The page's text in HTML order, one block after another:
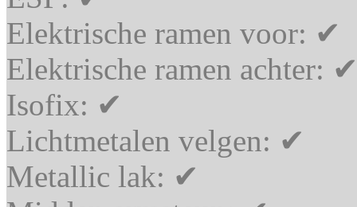
Elektrische ramen voor: ✔
Elektrische ramen achter:
Isofix: ✔
Lichtmetalen velgen: ✔
Metallic lak: ✔